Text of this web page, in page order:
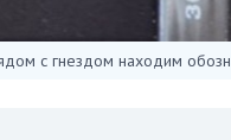
с гнездом находим